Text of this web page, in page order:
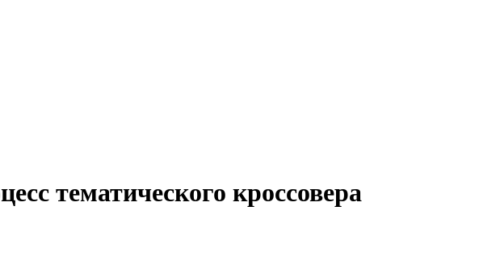
тематического кроссовера